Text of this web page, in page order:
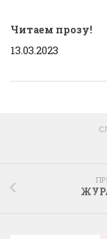
Читаем прозу!
13.03.2023